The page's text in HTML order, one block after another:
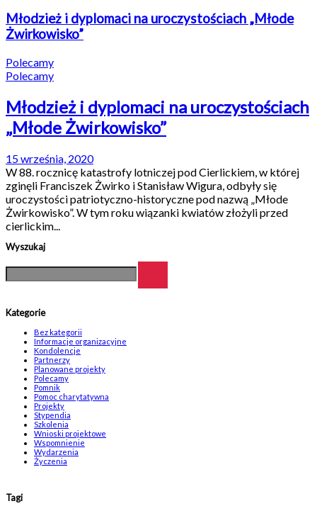
Młodzież i dyplomaci na uroczystościach „Młode
Żwirkowisko”
Polecamy
Polecamy
Młodzież i dyplomaci na uroczystościach
„Młode Żwirkowisko”
15 września, 2020
W 88. rocznicę katastrofy lotniczej pod Cierlickiem, w której
zginęli Franciszek Żwirko i Stanisław Wigura, odbyły się
uroczystości patriotyczno-historyczne pod nazwą „Młode
Żwirkowisko”. W tym roku wiązanki kwiatów złożyli przed
cierlickim...
Wyszukaj
Kategorie
Bez kategorii
Informacje organizacyjne
Kondolencje
Partnerzy
Planowane projekty
Polecamy
Pomnik
Pomoc charytatywna
Projekty
Stypendia
Szkolenia
Wnioski projektowe
Wspomnienie
Wydarzenia
Życzenia
Tagi